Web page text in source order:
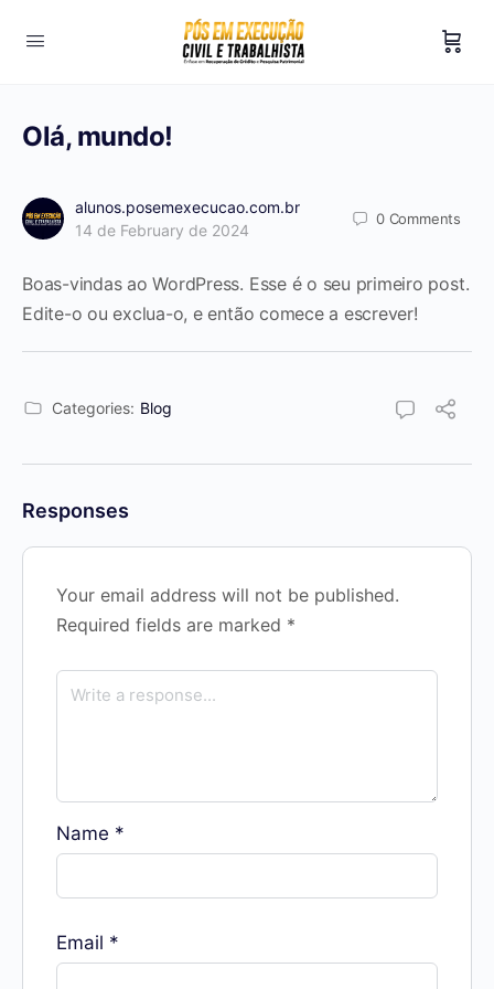
Olá, mundo!
alunos.posemexecucao.com.br
14 de February de 2024
0 Comments
Boas-vindas ao WordPress. Esse é o seu primeiro post.
Edite-o ou exclua-o, e então comece a escrever!
Categories: Blog
Responses
Your email address will not be published.
Required fields are marked *
Name *
Email *